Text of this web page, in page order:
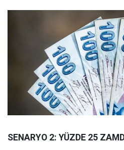
SENARYO 2: YÜZDE 25